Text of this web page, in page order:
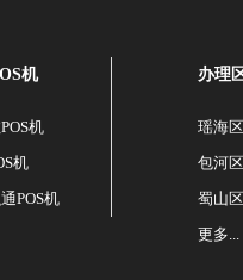
机
机
机
POS机
办理
瑶海区
包河区
蜀山区
更多...